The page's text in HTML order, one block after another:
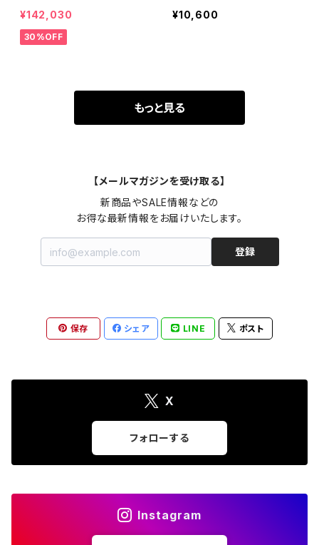
26080304
¥142,030
30%OFF
¥10,600
もっと見る
【メールマガジンを受け取る】
新商品やSALE情報などの
お得な最新情報をお届けいたします。
登録
保存 シェア LINE ポスト
X
フォローする
Instagram